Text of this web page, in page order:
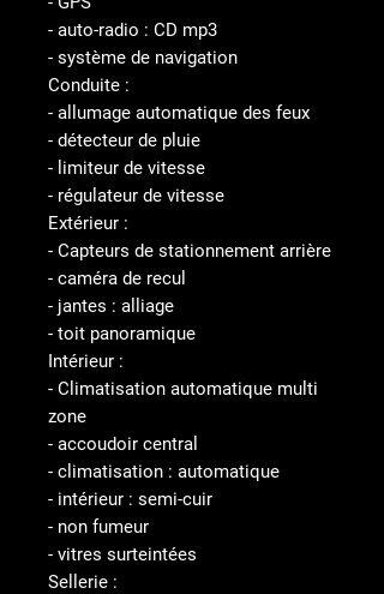
- auto-radio : CD mp3
- système de navigation
Conduite :
- allumage automatique des feux
- détecteur de pluie
- limiteur de vitesse
- régulateur de vitesse
Extérieur :
- Capteurs de stationnement arrière
- caméra de recul
- jantes : alliage
- toit panoramique
Intérieur :
- Climatisation automatique multi
zone
- accoudoir central
- climatisation : automatique
- intérieur : semi-cuir
- non fumeur
- vitres surteintées
Sellerie :